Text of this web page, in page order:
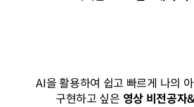
AI을 활용하여 쉽고 빠르게 나의
구현하고 싶은 영상 비전공자